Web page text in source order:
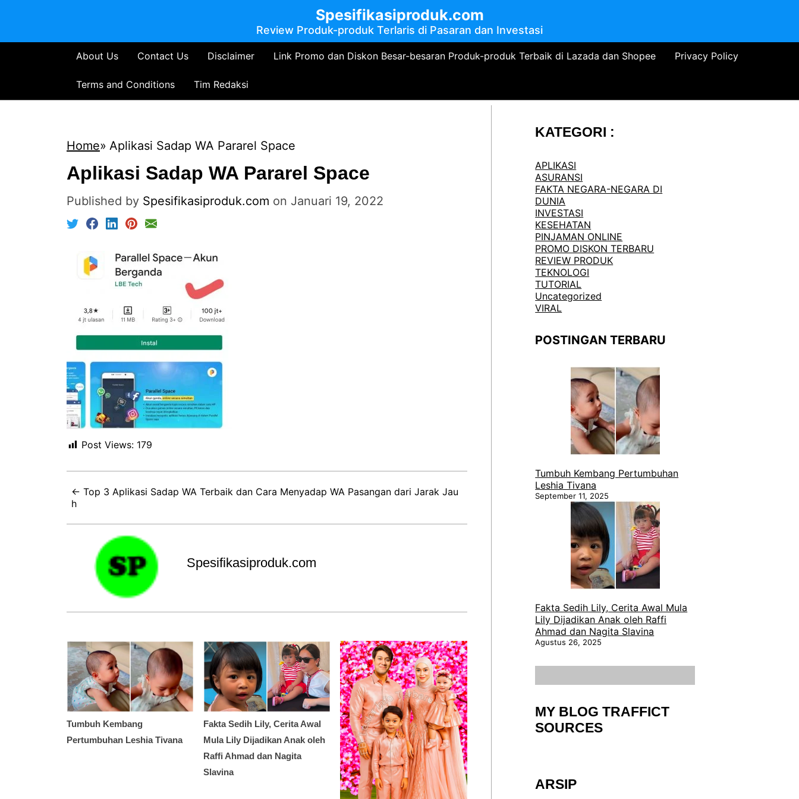
Spesifikasiproduk.com
Review Produk-produk Terlaris di Pasaran dan Investasi
About Us Contact Us Disclaimer Link Promo dan Diskon Besar-besaran Produk-produk Terbaik di Lazada dan Shopee Privacy Policy
Terms and Conditions Tim Redaksi
Home Aplikasi Sadap WA Pararel Space
Aplikasi Sadap WA Pararel Space
Published by Spesifikasiproduk.com on Januari 19, 2022
Post Views: 179
← Top 3 Aplikasi Sadap WA Terbaik dan Cara Menyadap WA Pasangan dari Jarak Jau
h
Spesifikasiproduk.com
Tumbuh Kembang
Pertumbuhan Leshia Tivana
Fakta Sedih Lily, Cerita Awal
Mula Lily Dijadikan Anak oleh
Raffi Ahmad dan Nagita
Slavina
KATEGORI :
APLIKASI
ASURANSI
FAKTA NEGARA-NEGARA DI
DUNIA
INVESTASI
KESEHATAN
PINJAMAN ONLINE
PROMO DISKON TERBARU
REVIEW PRODUK
TEKNOLOGI
TUTORIAL
Uncategorized
VIRAL
POSTINGAN TERBARU
Tumbuh Kembang Pertumbuhan
Leshia Tivana
September 11, 2025
Fakta Sedih Lily, Cerita Awal Mula
Lily Dijadikan Anak oleh Raffi
Ahmad dan Nagita Slavina
Agustus 26, 2025
MY BLOG TRAFFICT
SOURCES
ARSIP